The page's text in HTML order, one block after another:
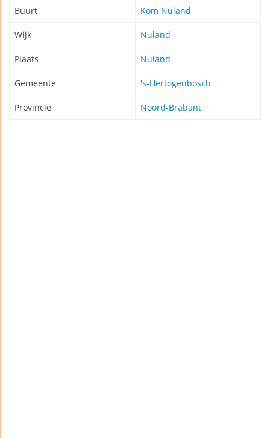
Buurt Kom Nuland
Wijk Nuland
Plaats Nuland
Gemeente 's-Hertogenbosch
Provincie Noord-Brabant